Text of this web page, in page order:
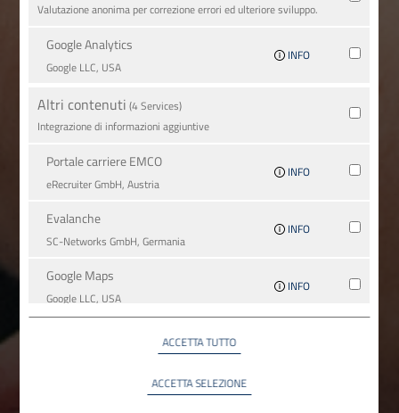
Valutazione anonima per correzione errori ed ulteriore sviluppo.
Google Analytics
Google LLC, USA
INFO
Altri contenuti (4 Services)
Integrazione di informazioni aggiuntive
Portale carriere EMCO
eRecruiter GmbH, Austria
INFO
Evalanche
SC-Networks GmbH, Germania
INFO
Google Maps
Google LLC, USA
INFO
ACCETTA TUTTO
ACCETTA SELEZIONE